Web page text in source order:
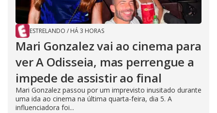
ESTRELANDO / HÁ 3 HORAS
Mari Gonzalez vai ao cinema para
ver A Odisseia, mas perrengue a
impede de assistir ao final
Mari Gonzalez passou por um imprevisto inusitado durante
uma ida ao cinema na última quarta-feira, dia 5. A
influenciadora foi...